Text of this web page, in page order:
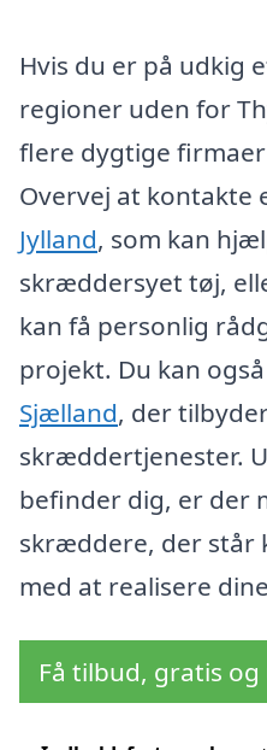
Hvis du er på udkig
regioner uden for
flere dygtige
Overvej at kontakte
Jylland, som kan
skræddersyet tøj,
kan få personlig
projekt. Du kan
Sjælland, der
skræddertjenester.
befinder dig, er der
skræddere, der står
med at realisere
Få tilbud, gratis